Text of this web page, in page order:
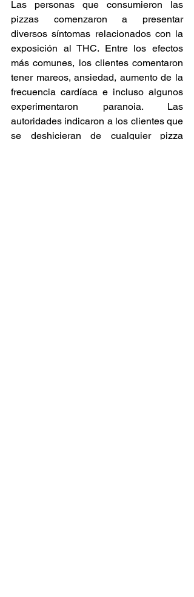
Las personas que consumieron las
pizzas comenzaron a presentar
diversos síntomas relacionados con la
exposición al THC. Entre los efectos
más comunes, los clientes comentaron
tener mareos, ansiedad, aumento de la
frecuencia cardíaca e incluso algunos
experimentaron paranoia. Las
autoridades indicaron a los clientes que
se deshicieran de cualquier pizza